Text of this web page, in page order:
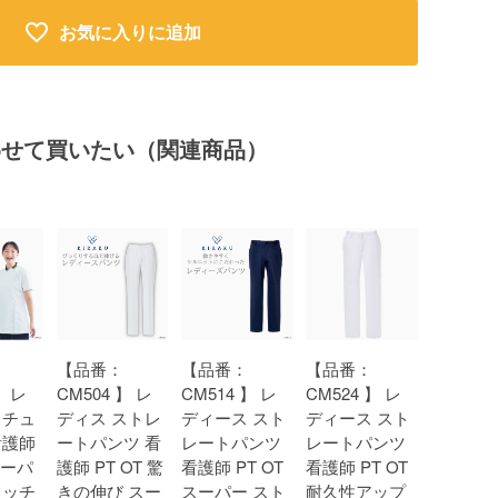
お気に入りに追加
て買いたい（関連商品）
レ
ュ
師
パ
チ
【品番：
CM504 】 レ
ディス ストレ
ートパンツ 看
護師 PT OT 驚
きの伸び スー
【品番：
CM514 】 レ
ディース スト
レートパンツ
看護師 PT OT
スーパー スト
【品番：
CM524 】 レ
ディース スト
レートパンツ
看護師 PT OT
耐久性アップ